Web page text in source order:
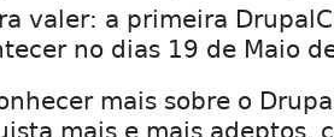
valer: a primeira
no dias 19 de Maio
mais sobre o
mais e mais adeptos,